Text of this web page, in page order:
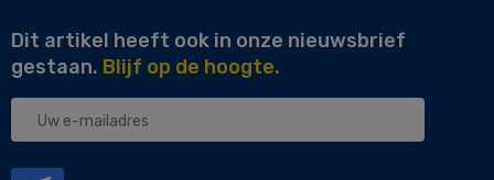
Dit artikel heeft ook in onze nieuwsbrief
gestaan. Blijf op de hoogte.
Uw